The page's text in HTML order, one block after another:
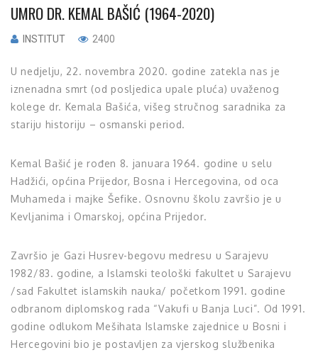
UMRO DR. KEMAL BAŠIĆ (1964-2020)
INSTITUT 2400
U nedjelju, 22. novembra 2020. godine zatekla nas je
iznenadna smrt (od posljedica upale pluća) uvaženog
kolege dr. Kemala Bašića, višeg stručnog saradnika za
stariju historiju – osmanski period.
Kemal Bašić je rođen 8. januara 1964. godine u selu
Hadžići, općina Prijedor, Bosna i Hercegovina, od oca
Muhameda i majke Šefike. Osnovnu školu završio je u
Kevljanima i Omarskoj, općina Prijedor.
Završio je Gazi Husrev-begovu medresu u Sarajevu
1982/83. godine, a Islamski teološki fakultet u Sarajevu
/sad Fakultet islamskih nauka/ početkom 1991. godine
odbranom diplomskog rada “Vakufi u Banja Luci”. Od 1991.
godine odlukom Mešihata Islamske zajednice u Bosni i
Hercegovini bio je postavljen za vjerskog službenika